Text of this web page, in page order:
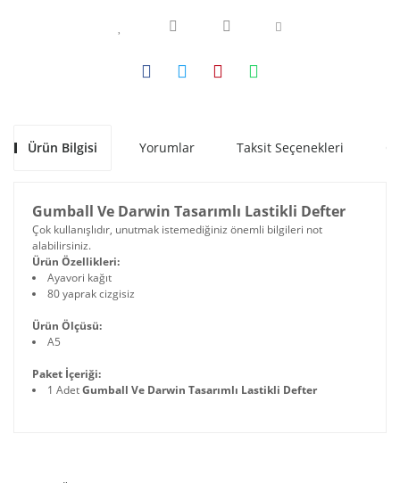
Ürün Bilgisi Yorumlar Taksit Seçenekleri
Gumball Ve Darwin Tasarımlı Lastikli Defter
Çok kullanışlıdır, unutmak istemediğiniz önemli bilgileri not
alabilirsiniz.
Ürün Özellikleri:
Ayavori kağıt
80 yaprak cizgisiz
Ürün Ölçüsü:
A5
Paket İçeriği:
1 AdetGumball Ve Darwin Tasarımlı Lastikli Defter